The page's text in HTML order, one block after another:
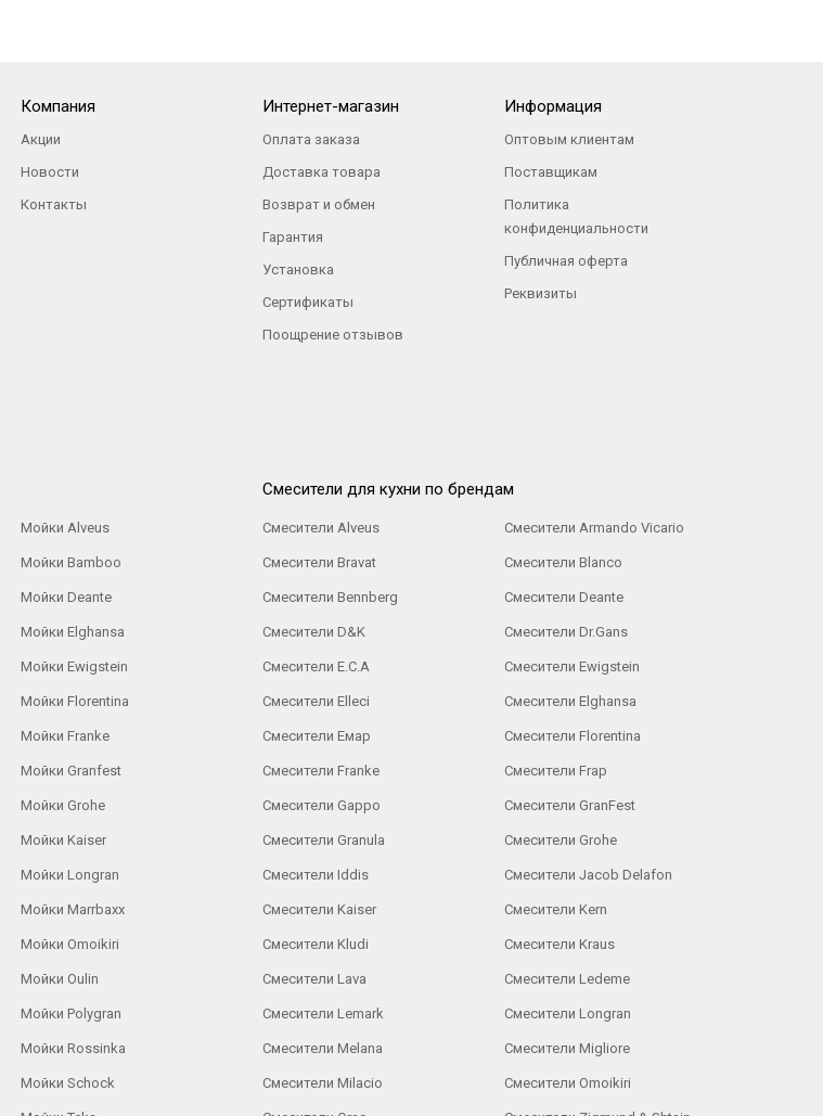
Компания
Акции
Новости
Контакты
Интернет-магазин
Оплата заказа
Доставка товара
Возврат и обмен
Гарантия
Установка
Сертификаты
Поощрение отзывов
Информация
Оптовым клиентам
Поставщикам
Политика
конфиденциальности
Публичная оферта
Реквизиты
Мойки Alveus
Мойки Bamboo
Мойки Deante
Мойки Elghansa
Мойки Ewigstein
Мойки Florentina
Мойки Franke
Мойки Granfest
Мойки Grohe
Мойки Kaiser
Мойки Longran
Мойки Marrbaxx
Мойки Omoikiri
Мойки Oulin
Мойки Polygran
Мойки Rossinka
Мойки Schock
Cмесители для кухни по брендам
Смесители Alveus Смесители Armando Vicario
Смесители Bravat Смесители Blanco
Смесители Bennberg Смесители Deante
Смесители D&K Смесители Dr.Gans
Смесители E.C.A Cмесители Ewigstein
Смесители Elleci Смесители Elghansa
Смесители Емар Смесители Florentina
Смесители Franke Смесители Frap
Смесители Gappo Смесители GranFest
Смесители Granula Смесители Grohe
Смесители Iddis Смесители Jacob Delafon
Смесители Kaiser Смесители Kern
Смесители Kludi Смесители Kraus
Смесители Lava Смесители Ledeme
Смесители Lemark Смесители Longran
Смесители Melana Смесители Migliore
Смесители Milacio Смесители Omoikiri